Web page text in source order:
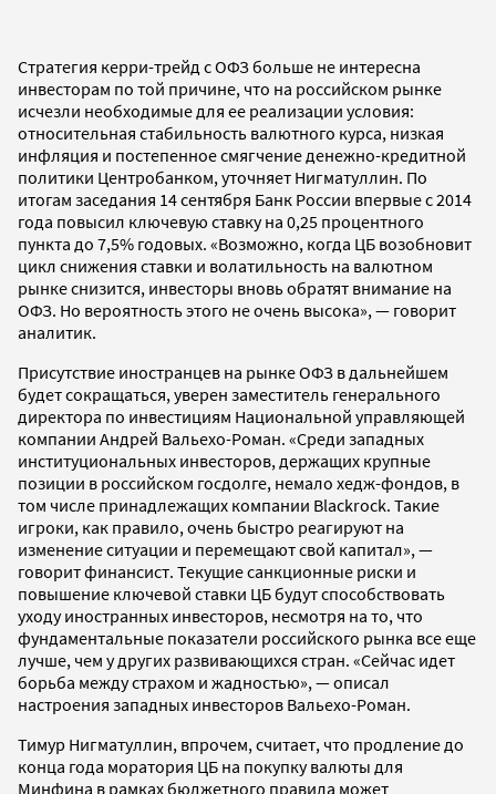
Стратегия керри-трейд с ОФЗ больше не интересна
инвесторам по той причине, что на российском рынке
исчезли необходимые для ее реализации условия:
относительная стабильность валютного курса, низкая
инфляция и постепенное смягчение денежно-кредитной
политики Центробанком, уточняет Нигматуллин. По
итогам заседания 14 сентября Банк России впервые с 2014
года повысил ключевую ставку на 0,25 процентного
пункта до 7,5% годовых. «Возможно, когда ЦБ возобновит
цикл снижения ставки и волатильность на валютном
рынке снизится, инвесторы вновь обратят внимание на
ОФЗ. Но вероятность этого не очень высока», — говорит
аналитик.
Присутствие иностранцев на рынке ОФЗ в дальнейшем
будет сокращаться, уверен заместитель генерального
директора по инвестициям Национальной управляющей
компании Андрей Вальехо-Роман. «Среди западных
институциональных инвесторов, держащих крупные
позиции в российском госдолге, немало хедж-фондов, в
том числе принадлежащих компании Blackrock. Такие
игроки, как правило, очень быстро реагируют на
изменение ситуации и перемещают свой капитал», —
говорит финансист. Текущие санкционные риски и
повышение ключевой ставки ЦБ будут способствовать
уходу иностранных инвесторов, несмотря на то, что
фундаментальные показатели российского рынка все еще
лучше, чем у других развивающихся стран. «Сейчас идет
борьба между страхом и жадностью», — описал
настроения западных инвесторов Вальехо-Роман.
Тимур Нигматуллин, впрочем, считает, что продление до
конца года моратория ЦБ на покупку валюты для
Минфина в рамках бюджетного правила может